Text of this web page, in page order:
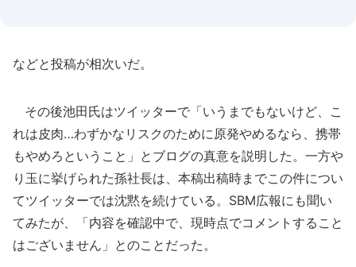
などと投稿が相次いだ。
その後池田氏はツイッターで「いうまでもないけど、こ
れは皮肉…わずかなリスクのために原発やめるなら、携帯
もやめろということ」とブログの真意を説明した。一方や
り玉に挙げられた孫社長は、本稿出稿時までこの件につい
てツイッターでは沈黙を続けている。SBM広報にも聞い
てみたが、「内容を確認中で、現時点でコメントすること
はございません」とのことだった。